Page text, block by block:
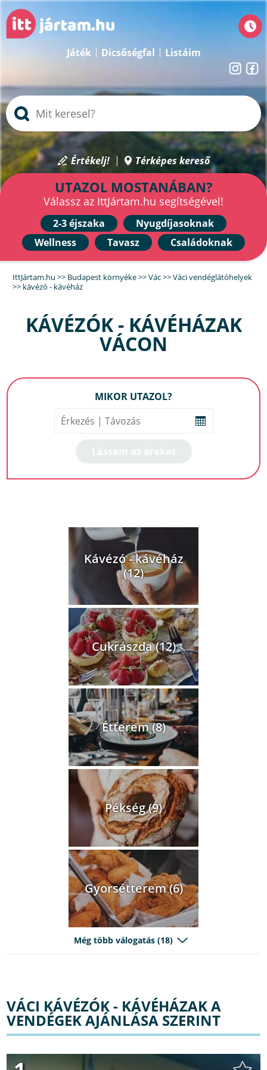
Játék Dicsőségfal Listáim
Értékelj! Térképes kereső
UTAZOL MOSTANÁBAN?
Válassz az IttJártam.hu segítségével!
2-3 éjszaka
Nyugdíjasoknak
Wellness
Tavasz Családoknak
IttJártam.hu >> Budapest környéke>>Vác>>Váci vendéglátóhelyek
>> kávézó - kávéház
KÁVÉZÓK - KÁVÉHÁZAK
VÁCON
MIKOR UTAZOL?
Kávézó - kávéház
(12)
Cukrászda (12)
Étterem (8)
Pékség (9)
Gyorsétterem (6)
Még több válogatás (18)
VÁCI KÁVÉZÓK - KÁVÉHÁZAK A
VENDÉGEK AJÁNLÁSA SZERINT